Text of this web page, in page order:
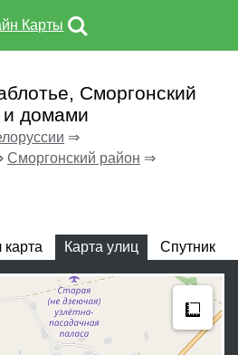
Карты
Сморгонский
и домами
⇒
Сморгонский район ⇒
карта Карта улиц Спутник